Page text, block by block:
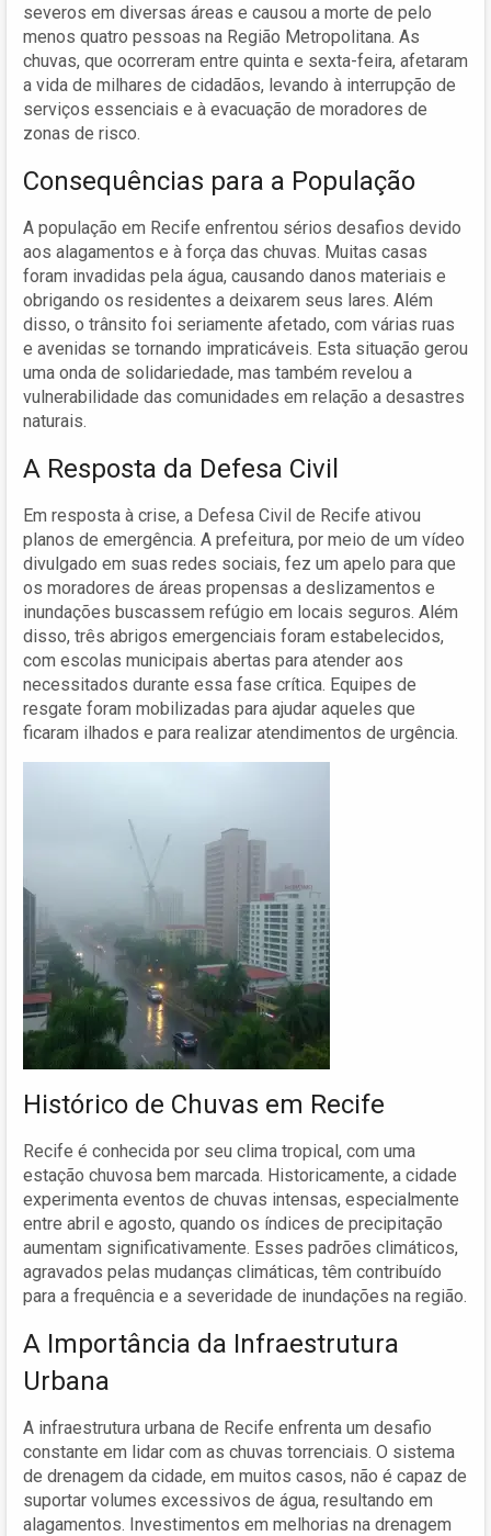
severos em diversas áreas e causou a morte de pelo
menos quatro pessoas na Região Metropolitana. As
chuvas, que ocorreram entre quinta e sexta-feira, afetaram
a vida de milhares de cidadãos, levando à interrupção de
serviços essenciais e à evacuação de moradores de
zonas de risco.
Consequências para a População
A população em Recife enfrentou sérios desafios devido
aos alagamentos e à força das chuvas. Muitas casas
foram invadidas pela água, causando danos materiais e
obrigando os residentes a deixarem seus lares. Além
disso, o trânsito foi seriamente afetado, com várias ruas
e avenidas se tornando impraticáveis. Esta situação gerou
uma onda de solidariedade, mas também revelou a
vulnerabilidade das comunidades em relação a desastres
naturais.
A Resposta da Defesa Civil
Em resposta à crise, a Defesa Civil de Recife ativou
planos de emergência. A prefeitura, por meio de um vídeo
divulgado em suas redes sociais, fez um apelo para que
os moradores de áreas propensas a deslizamentos e
inundações buscassem refúgio em locais seguros. Além
disso, três abrigos emergenciais foram estabelecidos,
com escolas municipais abertas para atender aos
necessitados durante essa fase crítica. Equipes de
resgate foram mobilizadas para ajudar aqueles que
ficaram ilhados e para realizar atendimentos de urgência.
Histórico de Chuvas em Recife
Recife é conhecida por seu clima tropical, com uma
estação chuvosa bem marcada. Historicamente, a cidade
experimenta eventos de chuvas intensas, especialmente
entre abril e agosto, quando os índices de precipitação
aumentam significativamente. Esses padrões climáticos,
agravados pelas mudanças climáticas, têm contribuído
para a frequência e a severidade de inundações na região.
A Importância da Infraestrutura
Urbana
A infraestrutura urbana de Recife enfrenta um desafio
constante em lidar com as chuvas torrenciais. O sistema
de drenagem da cidade, em muitos casos, não é capaz de
suportar volumes excessivos de água, resultando em
alagamentos. Investimentos em melhorias na drenagem